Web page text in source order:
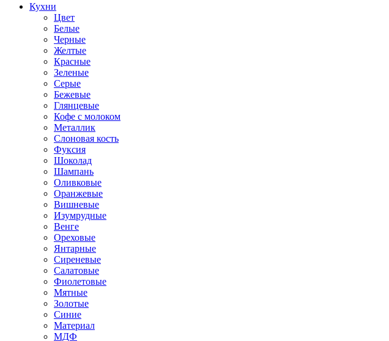
Кухни
Цвет
Белые
Черные
Желтые
Красные
Зеленые
Серые
Бежевые
Глянцевые
Кофе с молоком
Металлик
Слоновая кость
Фуксия
Шоколад
Шампань
Оливковые
Оранжевые
Вишневые
Изумрудные
Венге
Ореховые
Янтарные
Сиреневые
Салатовые
Фиолетовые
Мятные
Золотые
Синие
Материал
МДФ